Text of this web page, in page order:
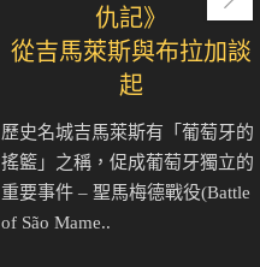
仇記》
從吉馬萊斯與布拉加談
起
歷史名城吉馬萊斯有「葡萄牙的
搖籃」之稱，促成葡萄牙獨立的
重要事件 – 聖馬梅德戰役(Battle
of São Mame..